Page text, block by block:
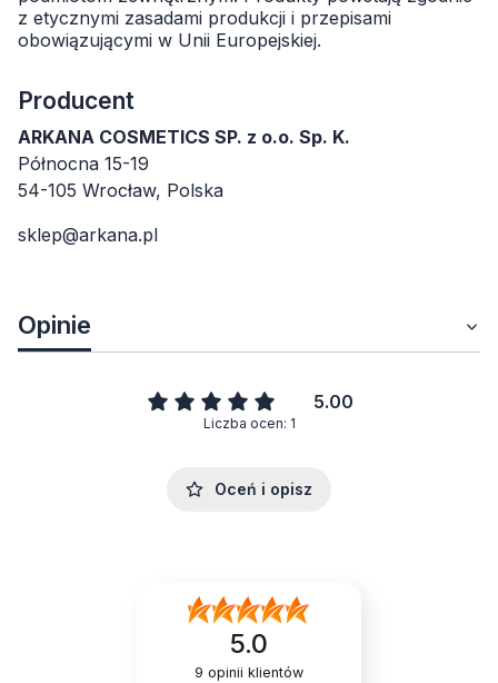
z etycznymi zasadami produkcji i przepisami
obowiązującymi w Unii Europejskiej.
Producent
ARKANA COSMETICS SP. z o.o. Sp. K.
Północna 15-19
54-105 Wrocław, Polska
sklep@arkana.pl
Opinie
5.00
Liczba ocen: 1
Oceń i opisz
5.0
9 opinii klientów